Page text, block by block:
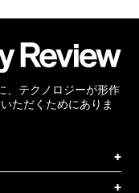
、テクノロジーが形作
ただくためにありま
+
+